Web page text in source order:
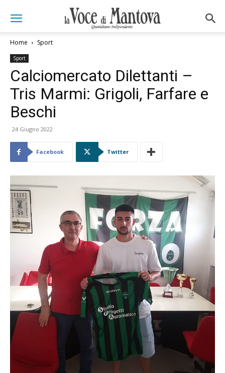
Home Sport
Sport
Calciomercato Dilettanti –
Tris Marmi: Grigoli, Farfare e
Beschi
24 Giugno 2022
Facebook Twitter